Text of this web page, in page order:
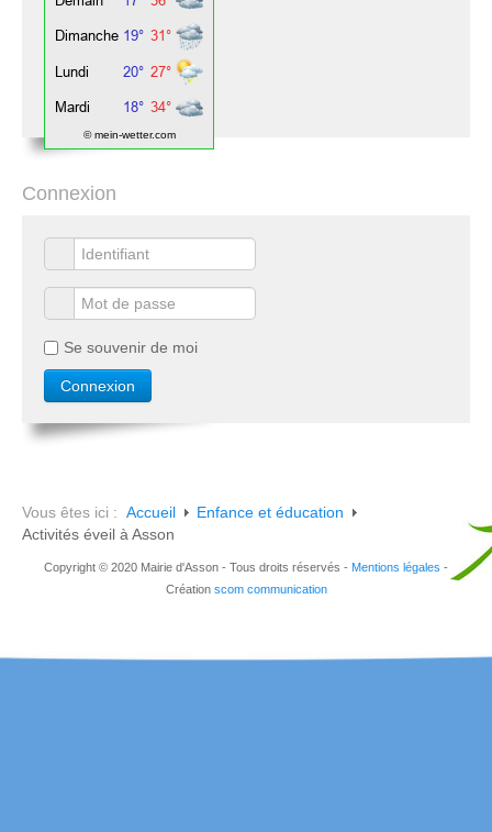
© mein-wetter.com
Connexion
Se souvenir de moi
Vous êtes ici : Accueil
Enfance et éducation
Activités éveil à Asson
Copyright © 2020 Mairie d'Asson - Tous droits réservés - Mentions légales -
Création scom communication